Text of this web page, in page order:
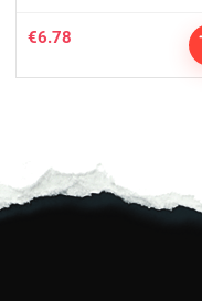
€6.78